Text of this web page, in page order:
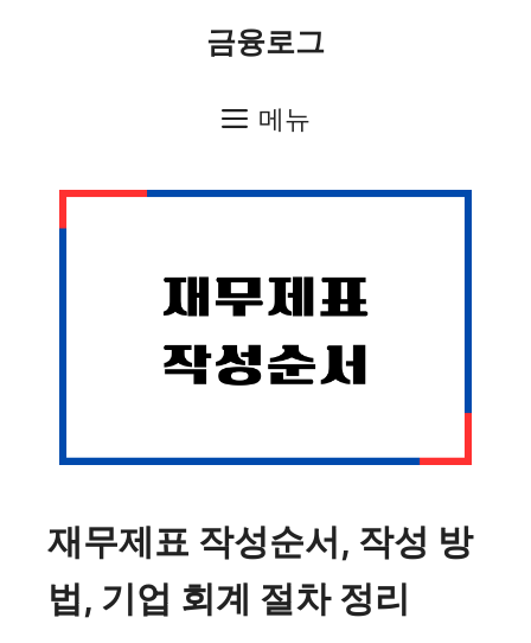
금융로그
메뉴
재무제표 작성순서, 작성 방
법, 기업 회계 절차 정리